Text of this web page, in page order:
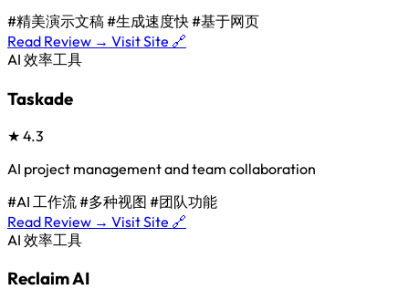
#精美演示文稿#生成速度快#基于网页
Read Review → Visit Site 🔗
AI 效率工具
Taskade
★ 4.3
AI project management and team collaboration
#AI 工作流#多种视图 #团队功能
Read Review → Visit Site 🔗
AI 效率工具
Reclaim AI